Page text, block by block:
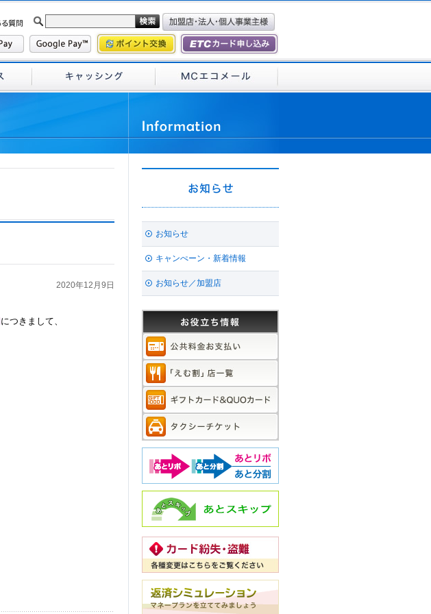
2020年12月9日
につきまして、
お知らせ
キャンぺーン・新着情報
お知らせ／加盟店